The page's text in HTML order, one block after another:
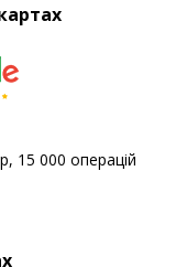
приємні,
за
15 000 операцій